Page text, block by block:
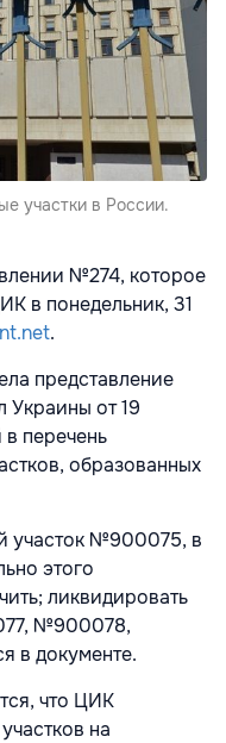
участки в России.
№274, которое
в понедельник, 31
.
представление
Украины от 19
перечень
образованных
участок №900075, в
этого
ликвидировать
№900078,
в документе.
что ЦИК
на